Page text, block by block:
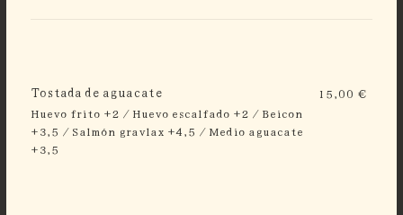
Tostada de aguacate
Huevo frito +2 / Huevo escalfado +2 / Beicon
+3,5 / Salmón gravlax +4,5 / Medio aguacate
+3,5
15,00 €